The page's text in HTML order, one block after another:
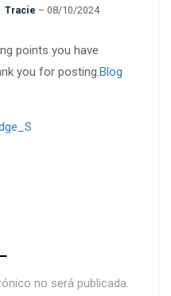
Tracie – 08/10/2024
points you have
you for posting.Blog
no será publicada.